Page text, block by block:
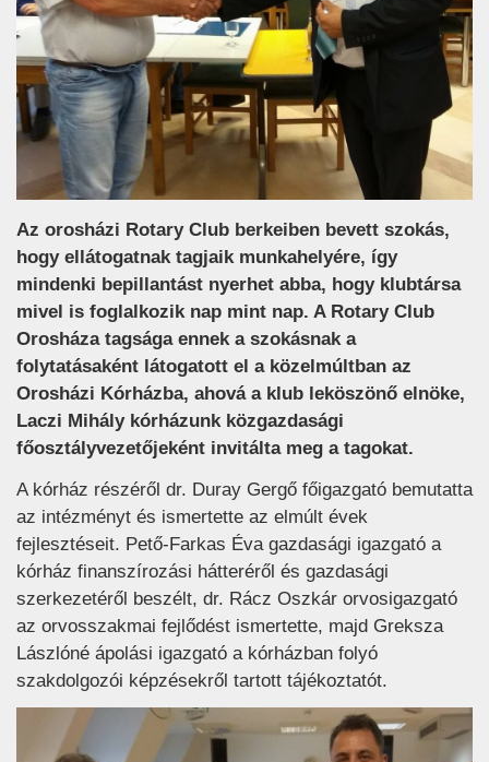
Az orosházi Rotary Club berkeiben bevett szokás,
hogy ellátogatnak tagjaik munkahelyére, így
mindenki bepillantást nyerhet abba, hogy klubtársa
mivel is foglalkozik nap mint nap. A Rotary Club
Orosháza tagsága ennek a szokásnak a
folytatásaként látogatott el a közelmúltban az
Orosházi Kórházba, ahová a klub leköszönő elnöke,
Laczi Mihály kórházunk közgazdasági
főosztályvezetőjeként invitálta meg a tagokat.
A kórház részéről dr. Duray Gergő főigazgató bemutatta
az intézményt és ismertette az elmúlt évek
fejlesztéseit. Pető-Farkas Éva gazdasági igazgató a
kórház finanszírozási hátteréről és gazdasági
szerkezetéről beszélt, dr. Rácz Oszkár orvosigazgató
az orvosszakmai fejlődést ismertette, majd Greksza
Lászlóné ápolási igazgató a kórházban folyó
szakdolgozói képzésekről tartott tájékoztatót.